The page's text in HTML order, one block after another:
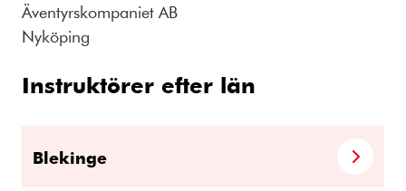
Äventyrskompaniet AB
Nyköping
Instruktörer efter län
Blekinge